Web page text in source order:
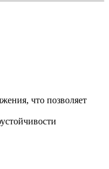
что позволяет